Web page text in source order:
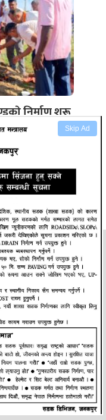
Skip Ad
निर्माण शुरू